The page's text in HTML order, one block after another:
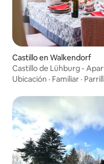
Castillo en Walkendorf
Castillo de Lühburg -
Ubicación · Familiar ·